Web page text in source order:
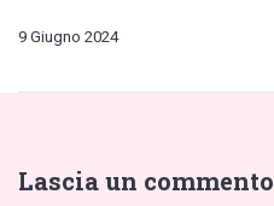
9 Giugno 2024
Lascia un commento